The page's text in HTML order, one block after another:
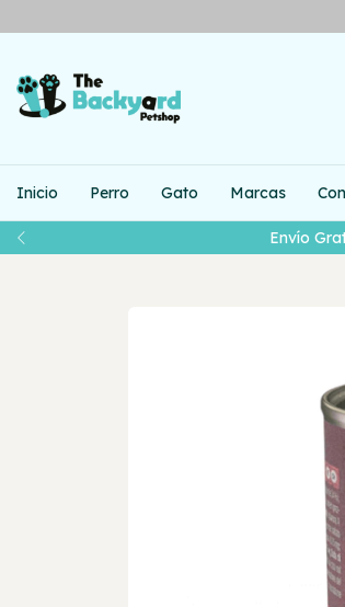
Envío
Inicio Perro Gato Marcas